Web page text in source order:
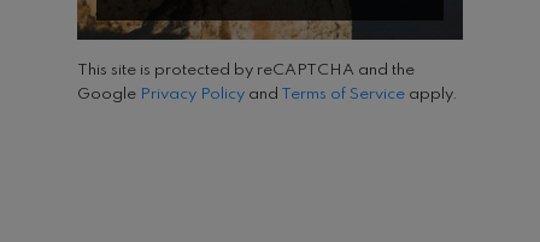
This site is protected by reCAPTCHA and the
Google Privacy Policy and Terms of Service apply.